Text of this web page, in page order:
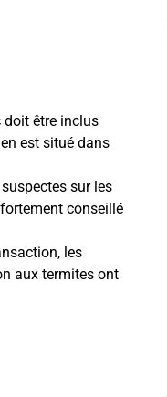
doit être inclus
est situé dans
sur les
conseillé
les
aux termites ont